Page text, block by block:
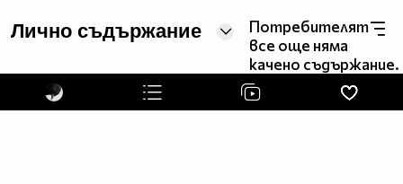
Лично съдържание
Потребителят
все още няма
качено съдържание.